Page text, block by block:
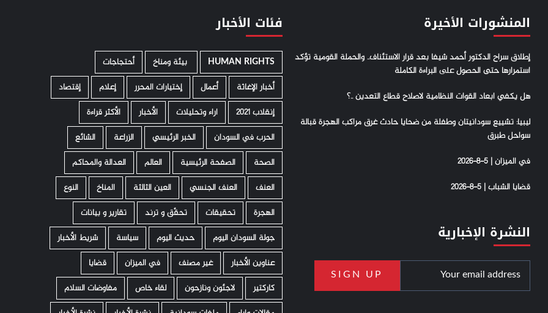
المنشورات الأخيرة
إطلاق سراح الدكتور أحمد شيفا بعد قرار الاستئناف.. والحملة القومية تؤكد
استمرارها حتى الحصول على البراءة الكاملة
هل يكفي ابعاد القوات النظامية لاصلاح قطاع التعدين ..؟
ليبيا: تشييع سودانيتان وطفلة من ضحايا حادث غرق مراكب الهجرة قبالة
سواحل طبرق
في الميزان | 5-8-2026
قضايا الشباب | 5-8-2026
النشرة الإخبارية
فئات الأخبار
HUMAN RIGHTS ­ بيئة ومناخ
أحتجاجات
أخبار الإغاثة
أعمال إختيارات المحرر إعلام
إقتصاد
إنقلاب 2021
اراء وتحليلات الأخبار
الأكثر قراءة
الحرب في السودان
الخبر الرئيسي الزراعة
الشائع
الصحة
الصفحة الرئيسية العالم
العدالة والمحاكم
العنف
العنف الجنسي العين الثالثة المناخ
النوع
الهجرة
تحقيقات تحقّق و ترند
تقارير و بيانات
جولة السودان اليوم
حديث اليوم سياسة
شريط الأخبار
عناوين الأخبار
غير مصنف في الميزان
قضايا
كاركتير
لاجئون ونازحون لقاء خاص
مفاوضات السلام